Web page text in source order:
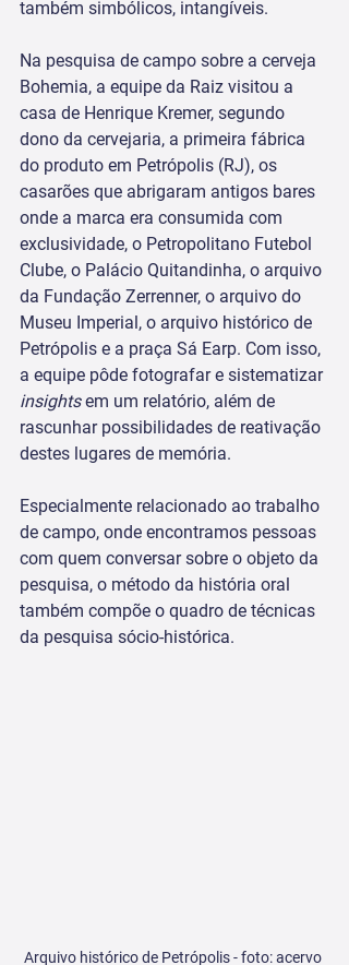
também simbólicos, intangíveis.
Na pesquisa de campo sobre a cerveja
Bohemia, a equipe da Raiz visitou a
casa de Henrique Kremer, segundo
dono da cervejaria, a primeira fábrica
do produto em Petrópolis (RJ), os
casarões que abrigaram antigos bares
onde a marca era consumida com
exclusividade, o Petropolitano Futebol
Clube, o Palácio Quitandinha, o arquivo
da Fundação Zerrenner, o arquivo do
Museu Imperial, o arquivo histórico de
Petrópolis e a praça Sá Earp. Com isso,
a equipe pôde fotografar e sistematizar
insights em um relatório, além de
rascunhar possibilidades de reativação
destes lugares de memória.
Especialmente relacionado ao trabalho
de campo, onde encontramos pessoas
com quem conversar sobre o objeto da
pesquisa, o método da história oral
também compõe o quadro de técnicas
da pesquisa sócio-histórica.
Arquivo histórico de Petrópolis - foto: acervo